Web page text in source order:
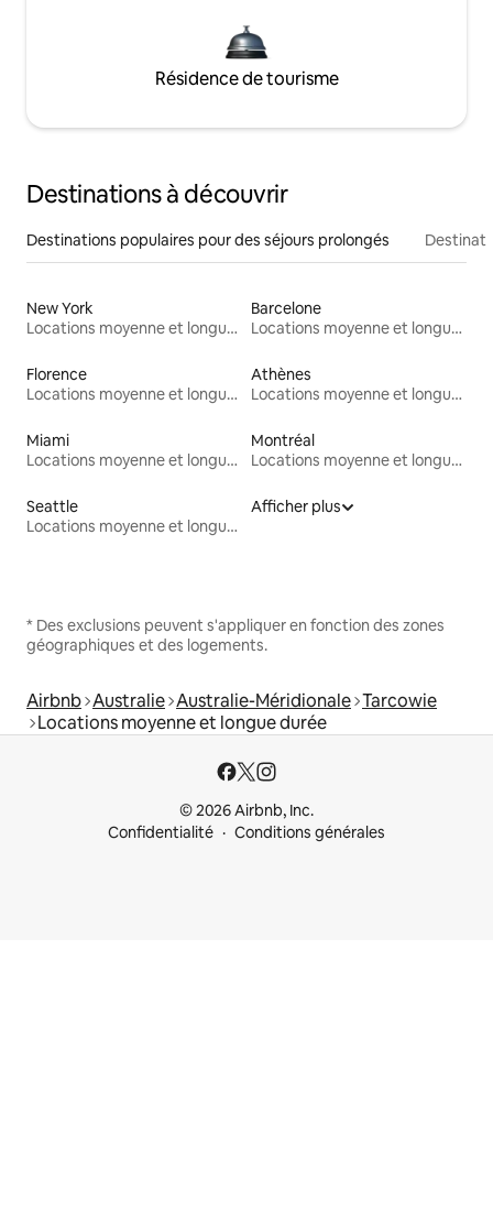
Résidence de tourisme
Destinations à découvrir
Destinations populaires pour des séjours prolongés
New York
Locations moyenne et longue durée
Barcelone
Locations moyenne et longue durée
Florence
Locations moyenne et longue durée
Athènes
Locations moyenne et longue durée
Miami
Locations moyenne et longue durée
Montréal
Locations moyenne et longue durée
Seattle
Locations moyenne et longue durée
Afficher plus
* Des exclusions peuvent s'appliquer en fonction des zones
géographiques et des logements.
Airbnb Australie Australie-Méridionale Tarcowie
Locations moyenne et longue durée
© 2026 Airbnb, Inc.
Confidentialité
Conditions générales